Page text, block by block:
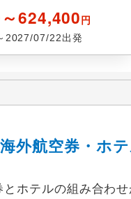
624,400円
2027/07/22出発
海外航空券・ホ
とホテルの組み合わ